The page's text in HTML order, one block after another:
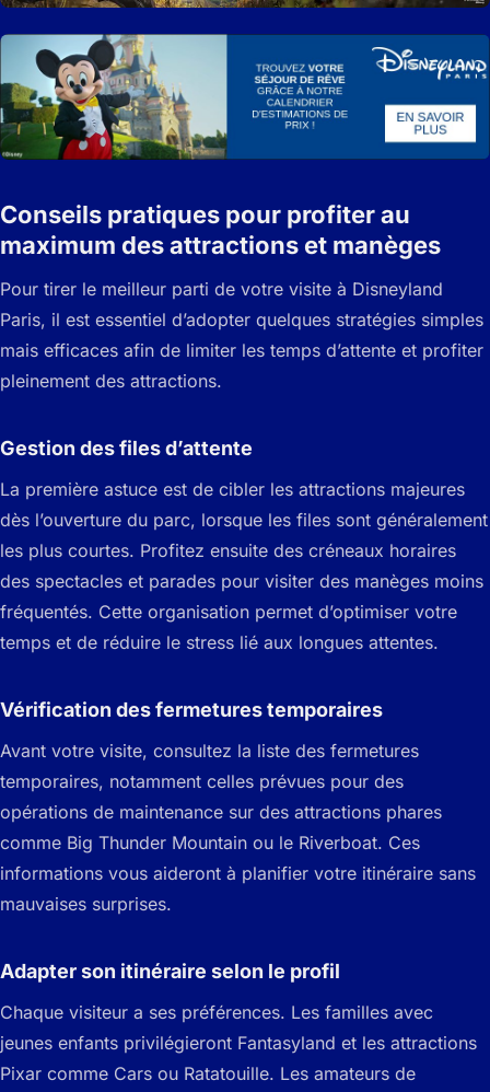
Conseils pratiques pour profiter au
maximum des attractions et manèges
Pour tirer le meilleur parti de votre visite à Disneyland
Paris, il est essentiel d’adopter quelques stratégies simples
mais efficaces afin de limiter les temps d’attente et profiter
pleinement des attractions.
Gestion des files d’attente
La première astuce est de cibler les attractions majeures
dès l’ouverture du parc, lorsque les files sont généralement
les plus courtes. Profitez ensuite des créneaux horaires
des spectacles et parades pour visiter des manèges moins
fréquentés. Cette organisation permet d’optimiser votre
temps et de réduire le stress lié aux longues attentes.
Vérification des fermetures temporaires
Avant votre visite, consultez la liste des fermetures
temporaires, notamment celles prévues pour des
opérations de maintenance sur des attractions phares
comme Big Thunder Mountain ou le Riverboat. Ces
informations vous aideront à planifier votre itinéraire sans
mauvaises surprises.
Adapter son itinéraire selon le profil
Chaque visiteur a ses préférences. Les familles avec
jeunes enfants privilégieront Fantasyland et les attractions
Pixar comme Cars ou Ratatouille. Les amateurs de